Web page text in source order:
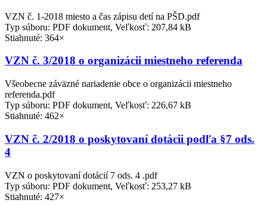
VZN č. 1-2018 miesto a čas zápisu detí na PŠD.pdf
Typ súboru: PDF dokument, Veľkosť: 207,84 kB
Stiahnuté: 364×
VZN č. 3/2018 o organizácii miestneho referenda
Všeobecne záväzné nariadenie obce o organizácii miestneho
referenda.pdf
Typ súboru: PDF dokument, Veľkosť: 226,67 kB
Stiahnuté: 462×
VZN č. 2/2018 o poskytovaní dotácii podľa §7 ods.
4
VZN o poskytovaní dotácií 7 ods. 4 .pdf
Typ súboru: PDF dokument, Veľkosť: 253,27 kB
Stiahnuté: 427×